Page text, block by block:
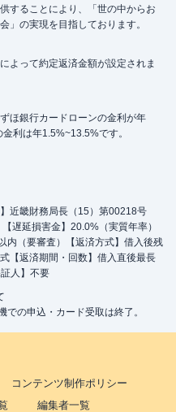
することにより、「世の中からお
」の実現を目指しております。
よって約定返済金額が設定されま
ほ銀行カードローンの金利が年
利は年1.5%~13.5%です。
近畿財務局長（15）第00218号
遅延損害金】20.0%（実質年率）
内（要審査）【返済方式】借入後残
【返済期間・回数】借入直後最長
人】不要
の申込・カード受取は終了。
コンテンツ制作ポリシー
編集者一覧